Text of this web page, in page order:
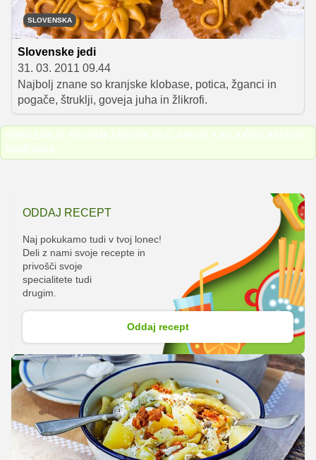
SLOVENSKA
Slovenske jedi
31. 03. 2011 09.44
Najbolj znane so kranjske klobase, potica, žganci in
pogače, štruklji, goveja juha in žlikrofi.
PRIKAZAN JE SEZNAM ZADNJIH 38 ČLANKOV S KLJUČNO BESEDO
NADEVANA.
ODDAJ RECEPT
Naj pokukamo tudi v tvoj lonec!
Deli z nami svoje recepte in
privošči svoje
specialitete tudi
drugim.
Oddaj recept